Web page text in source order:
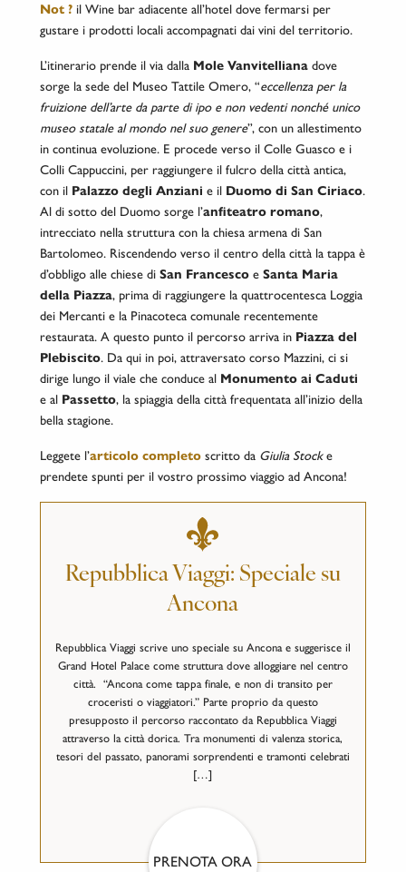
Not ?il Wine bar adiacente all’hotel dove fermarsi per
gustare i prodotti locali accompagnati dai vini del territorio.
L’itinerario prende il via dalla Mole Vanvitellianadove
sorge la sede del Museo Tattile Omero, “eccellenza per la
fruizione dell’arte da parte di ipo e non vedenti nonché unico
museo statale al mondo nel suo genere”, con un allestimento
in continua evoluzione. E procede verso il Colle Guasco e i
Colli Cappuccini, per raggiungere il fulcro della città antica,
con il Palazzo degli Anziani e il Duomo di San Ciriaco.
Al di sotto del Duomo sorge l’anfiteatro romano,
intrecciato nella struttura con la chiesa armena di San
Bartolomeo. Riscendendo verso il centro della città la tappa è
d’obbligo alle chiese di San Francescoe Santa Maria
della Piazza, prima di raggiungere la quattrocentesca Loggia
dei Mercanti e la Pinacoteca comunale recentemente
restaurata. A questo punto il percorso arriva in Piazza del
Plebiscito. Da qui in poi, attraversato corso Mazzini, ci si
dirige lungo il viale che conduce al Monumento ai Caduti
e al Passetto, la spiaggia della città frequentata all’inizio della
bella stagione.
Leggete l’articolo completoscritto da Giulia Stocke
prendete spunti per il vostro prossimo viaggio ad Ancona!
Repubblica Viaggi: Speciale su
Ancona
Repubblica Viaggi scrive uno speciale su Ancona e suggerisce il
Grand Hotel Palace come struttura dove alloggiare nel centro
città. “Ancona come tappa finale, e non di transito per
croceristi o viaggiatori.” Parte proprio da questo
presupposto il percorso raccontato da Repubblica Viaggi
attraverso la città dorica. Tra monumenti di valenza storica,
tesori del passato, panorami sorprendenti e tramonti celebrati
[…]
PRENOTA ORA